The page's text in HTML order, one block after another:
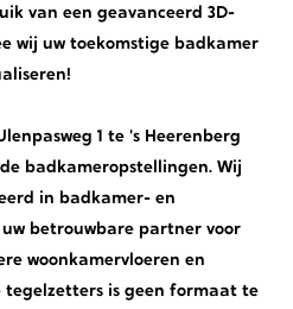
van een geavanceerd 3D-
wij uw toekomstige badkamer
1 te 's Heerenberg
badkameropstellingen. Wij
in badkamer- en
betrouwbare partner voor
woonkamervloeren en
tegelzetters is geen formaat te